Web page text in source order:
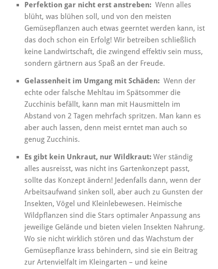
Perfektion gar nicht erst anstreben: Wenn alles
blüht, was blühen soll, und von den meisten
Gemüsepflanzen auch etwas geerntet werden kann, ist
das doch schon ein Erfolg! Wir betreiben schließlich
keine Landwirtschaft, die zwingend effektiv sein muss,
sondern gärtnern aus Spaß an der Freude.
Gelassenheit im Umgang mit Schäden: Wenn der
echte oder falsche Mehltau im Spätsommer die
Zucchinis befällt, kann man mit Hausmitteln im
Abstand von 2 Tagen mehrfach spritzen. Man kann es
aber auch lassen, denn meist erntet man auch so
genug Zucchinis.
Es gibt kein Unkraut, nur Wildkraut: Wer ständig
alles ausreisst, was nicht ins Gartenkonzept passt,
sollte das Konzept ändern! Jedenfalls dann, wenn der
Arbeitsaufwand sinken soll, aber auch zu Gunsten der
Insekten, Vögel und Kleinlebewesen. Heimische
Wildpflanzen sind die Stars optimaler Anpassung ans
jeweilige Gelände und bieten vielen Insekten Nahrung.
Wo sie nicht wirklich stören und das Wachstum der
Gemüsepflanze krass behindern, sind sie ein Beitrag
zur Artenvielfalt im Kleingarten – und keine